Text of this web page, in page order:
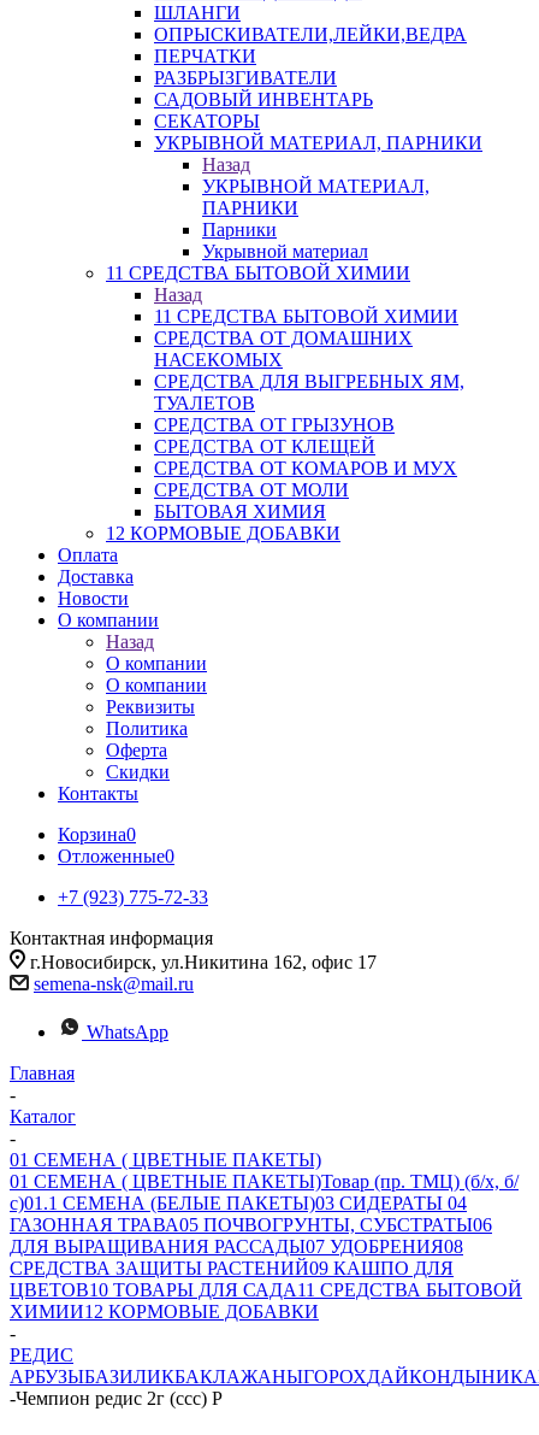
ШЛАНГИ
ОПРЫСКИВАТЕЛИ,ЛЕЙКИ,ВЕДРА
ПЕРЧАТКИ
РАЗБРЫЗГИВАТЕЛИ
САДОВЫЙ ИНВЕНТАРЬ
СЕКАТОРЫ
УКРЫВНОЙ МАТЕРИАЛ, ПАРНИКИ
Назад
УКРЫВНОЙ МАТЕРИАЛ,
ПАРНИКИ
Парники
Укрывной материал
11 СРЕДСТВА БЫТОВОЙ ХИМИИ
Назад
11 СРЕДСТВА БЫТОВОЙ ХИМИИ
СРЕДСТВА ОТ ДОМАШНИХ
НАСЕКОМЫХ
СРЕДСТВА ДЛЯ ВЫГРЕБНЫХ ЯМ,
ТУАЛЕТОВ
СРЕДСТВА ОТ ГРЫЗУНОВ
СРЕДСТВА ОТ КЛЕЩЕЙ
СРЕДСТВА ОТ КОМАРОВ И МУХ
СРЕДСТВА ОТ МОЛИ
БЫТОВАЯ ХИМИЯ
12 КОРМОВЫЕ ДОБАВКИ
Оплата
Доставка
Новости
О компании
Назад
О компании
О компании
Реквизиты
Политика
Оферта
Скидки
Контакты
Корзина0
Отложенные0
+7 (923) 775-72-33
Контактная информация
г.Новосибирск, ул.Никитина 162, офис 17
semena-nsk@mail.ru
WhatsApp
Главная
-
Каталог
-
01 СЕМЕНА ( ЦВЕТНЫЕ ПАКЕТЫ)
01 СЕМЕНА ( ЦВЕТНЫЕ ПАКЕТЫ)Товар (пр. ТМЦ) (б/х, б/
с)01.1 СЕМЕНА (БЕЛЫЕ ПАКЕТЫ)03 СИДЕРАТЫ 04
ГАЗОННАЯ ТРАВА05 ПОЧВОГРУНТЫ, СУБСТРАТЫ06
ДЛЯ ВЫРАЩИВАНИЯ РАССАДЫ07 УДОБРЕНИЯ08
СРЕДСТВА ЗАЩИТЫ РАСТЕНИЙ09 КАШПО ДЛЯ
ЦВЕТОВ10 ТОВАРЫ ДЛЯ САДА11 СРЕДСТВА БЫТОВОЙ
ХИМИИ12 КОРМОВЫЕ ДОБАВКИ
-
РЕДИС
АРБУЗЫБАЗИЛИКБАКЛАЖАНЫГОРОХДАЙКОНДЫНИ
-Чемпион редис 2г (ссс) Р